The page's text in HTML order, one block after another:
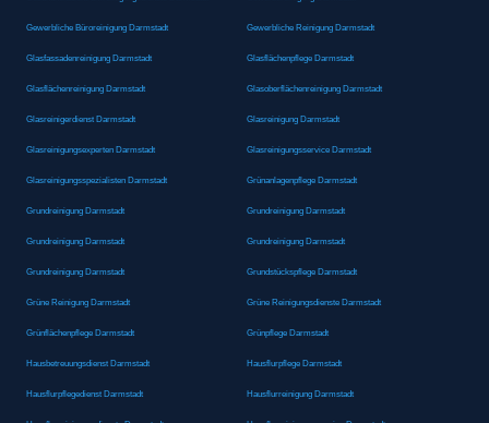
Gewerbliche Büroreinigung Darmstadt Gewerbliche Reinigung Darmstadt
Glasfassadenreinigung Darmstadt Glasflächenpflege Darmstadt
Glasflächenreinigung Darmstadt Glasoberflächenreinigung Darmstadt
Glasreinigerdienst Darmstadt Glasreinigung Darmstadt
Glasreinigungsexperten Darmstadt Glasreinigungsservice Darmstadt
Glasreinigungsspezialisten Darmstadt Grünanlagenpflege Darmstadt
Grundreinigung Darmstadt Grundreinigung Darmstadt
Grundreinigung Darmstadt Grundreinigung Darmstadt
Grundreinigung Darmstadt Grundstückspflege Darmstadt
Grüne Reinigung Darmstadt Grüne Reinigungsdienste Darmstadt
Grünflächenpflege Darmstadt Grünpflege Darmstadt
Hausbetreuungsdienst Darmstadt Hausflurpflege Darmstadt
Hausflurpflegedienst Darmstadt Hausflurreinigung Darmstadt